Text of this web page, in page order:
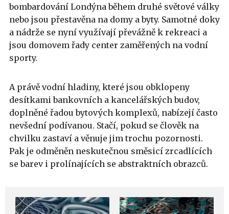
bombardování Londýna během druhé světové války
nebo jsou přestavěna na domy a byty. Samotné doky
a nádrže se nyní využívají převážně k rekreaci a
jsou domovem řady center zaměřených na vodní
sporty.
A právě vodní hladiny, které jsou obklopeny
desítkami bankovních a kancelářských budov,
doplněné řadou bytových komplexů, nabízejí často
nevšední podívanou. Stačí, pokud se člověk na
chvilku zastaví a věnuje jim trochu pozornosti.
Pak je odměněn neskutečnou směsicí zrcadlících
se barev i prolínajících se abstraktních obrazců.